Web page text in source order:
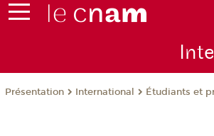
Inte
Présentation International Étudiants et